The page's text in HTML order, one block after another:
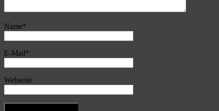
Name*
E-Mail*
Webseite